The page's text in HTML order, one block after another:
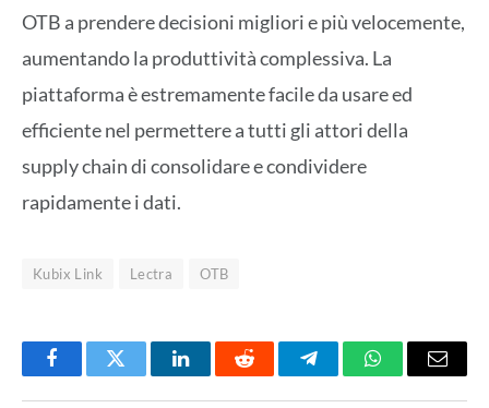
OTB a prendere decisioni migliori e più velocemente,
aumentando la produttività complessiva. La
piattaforma è estremamente facile da usare ed
efficiente nel permettere a tutti gli attori della
supply chain di consolidare e condividere
rapidamente i dati.
Kubix Link Lectra OTB
FacebookTwitter LinkedInReddit TelegramWhatsAppEmail